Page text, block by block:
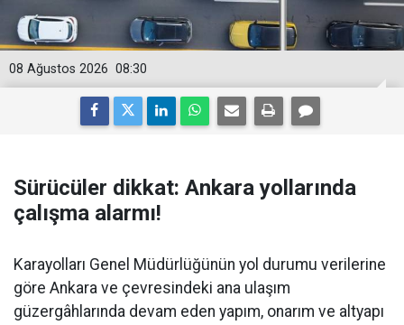
08:30
08 Ağustos 2026
Sürücüler dikkat: Ankara yollarında
çalışma alarmı!
Karayolları Genel Müdürlüğünün yol durumu verilerine
göre Ankara ve çevresindeki ana ulaşım
güzergâhlarında devam eden yapım, onarım ve altyapı